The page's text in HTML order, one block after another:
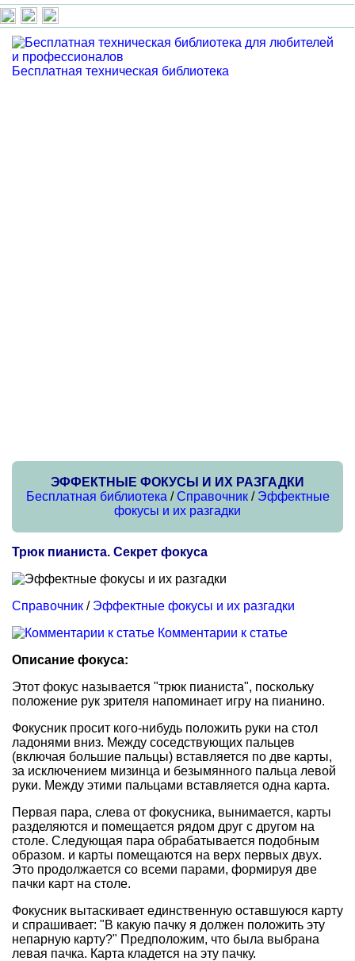
Бесплатная техническая библиотека
ЭФФЕКТНЫЕ ФОКУСЫ И ИХ РАЗГАДКИ
Бесплатная библиотека /Справочник/ Эффектные
фокусы и их разгадки
Трюк пианиста. Секрет фокуса
Справочник / Эффектные фокусы и их разгадки
Комментарии к статье
Описание фокуса:
Этот фокус называется "трюк пианиста", поскольку
положение рук зрителя напоминает игру на пианино.
Фокусник просит кого-нибудь положить руки на стол
ладонями вниз. Между соседствующих пальцев
(включая большие пальцы) вставляется по две карты,
за исключением мизинца и безымянного пальца левой
руки. Между этими пальцами вставляется одна карта.
Первая пара, слева от фокусника, вынимается, карты
разделяются и помещается рядом друг с другом на
столе. Следующая пара обрабатывается подобным
образом. и карты помещаются на верх первых двух.
Это продолжается со всеми парами, формируя две
пачки карт на столе.
Фокусник вытаскивает единственную оставшуюся карту
и спрашивает: "В какую пачку я должен положить эту
непарную карту?" Предположим, что была выбрана
левая пачка. Карта кладется на эту пачку.